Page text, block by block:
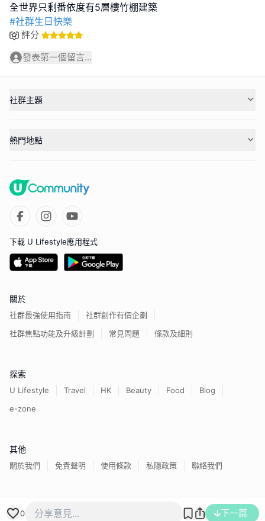
#社群生日快樂
評分
發表第一個留言...
0 下一篇
社群主題
熱門地點
下載 U Lifestyle應用程式
關於
社群最強使用指南
社群創作有價企劃
社群焦點功能及升級計劃
常見問題 條款及細則
探索
U Lifestyle Travel HK Beauty Food
Blog
e-zone
其他
關於我們 免責聲明 使用條款 私隱政策 聯絡我們
香港經濟日報版權所有©